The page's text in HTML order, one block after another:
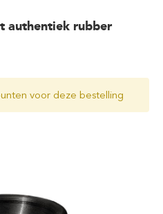
authentiek rubber
voor deze bestelling